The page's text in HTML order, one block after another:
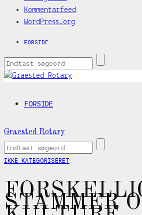
Kommentarfeed
WordPress.org
FORSIDE
FORSIDE
Graested Rotary
IKKE KATEGORISERET
STAMMER